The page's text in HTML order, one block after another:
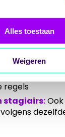
Alles toestaan
Weigeren
tellen mee,
regels
stagiairs: